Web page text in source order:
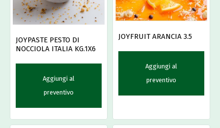
JOYPASTE PESTO DI
NOCCIOLA ITALIA KG.1X6
Aggiungi al
preventivo
JOYFRUIT ARANCIA 3.5
Aggiungi al
preventivo